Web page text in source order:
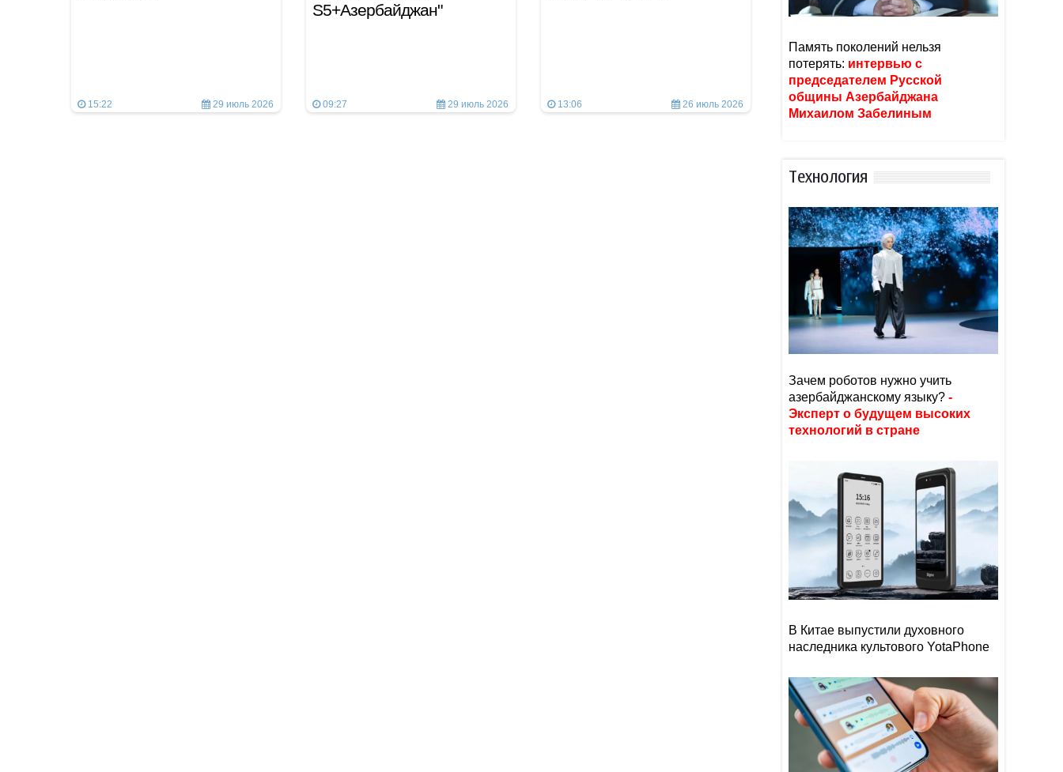
15:22 29 июль 2026
S5+Азербайджан"
09:27 29 июль 2026 13:06 26 июль 2026
Память поколений нельзя
потерять: интервью с
председателем Русской
общины Азербайджана
Михаилом Забелиным
Тexнoлoгия
Зачем роботов нужно учить
азербайджанскому языку? -
Эксперт о будущем высоких
технологий в стране
В Китае выпустили духовного
наследника культового YotaPhone